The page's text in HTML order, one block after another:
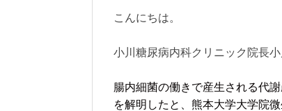
こんにちは。
小川糖尿病内科クリニック院長小
腸内細菌の働きで産生される代
を解明したと、熊本大学大学院